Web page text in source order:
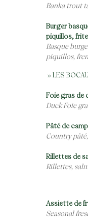
Banka trout
Burger
piquillos,
Basque
piquillos,
» LES
Foie gras de
Duck Foie
Pâté de
Country
Rillettes de
Rillettes,
Assiette de
Seasonal